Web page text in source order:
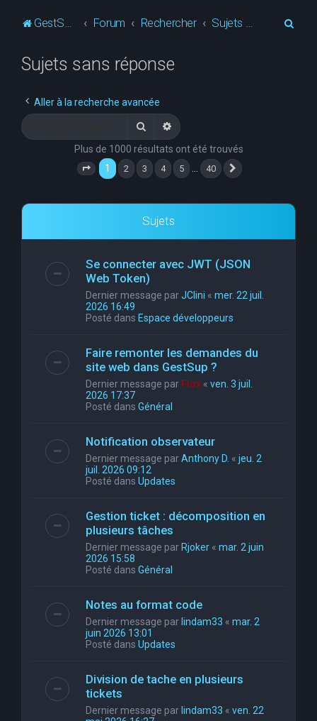
GestSup.fr Forum Rechercher
Sujets sans réponse
Aller à la recherche avancée
RechercherRecherche avancée
Plus de 1000 résultats ont été trouvés
Page 1 sur 40
1 2 3 4 5 40
Sujets
Se connecter avec JWT (JSON
Web Token)
Dernier message parJClini « mer. 22 juil.
2026 16:49
Posté dans Espace développeurs
Faire remonter les demandes du
site web dans GestSup ?
Dernier message par Flox « ven. 3 juil.
2026 17:37
Posté dans Général
Notification observateur
Dernier message parAnthony D. « jeu. 2
juil. 2026 09:12
Posté dans Updates
Gestion ticket : décomposition en
plusieurs tâches
Dernier message parRjoker « mar. 2 juin
2026 15:58
Posté dans Général
Notes au format code
Dernier message parlindam33 « mar. 2
juin 2026 13:01
Posté dans Updates
Division de tache en plusieurs
tickets
Dernier message parlindam33 « ven. 22